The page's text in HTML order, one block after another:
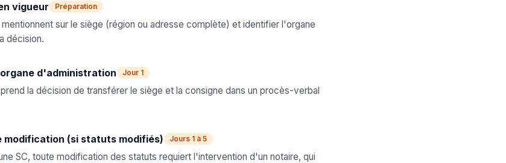
vigueur Préparation
sur le siège (région ou adresse complète) et identifier l'organe
décision.
d'administration Jour 1
la décision de transférer le siège et la consigne dans un procès-verbal
modification (si statuts modifiés) Jours 1 à 5
SC, toute modification des statuts requiert l'intervention d'un notaire, qui